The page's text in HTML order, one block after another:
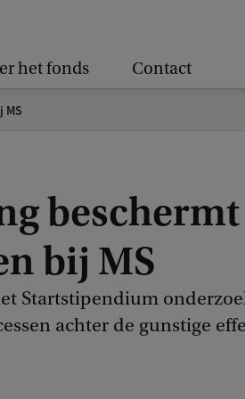
het fonds Contact
MS
bij MS
Startstipendium
achter de gunstige